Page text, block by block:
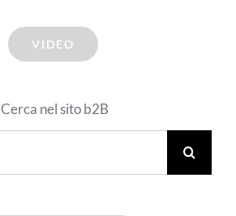
VIDEO
Cerca nel sito b2B